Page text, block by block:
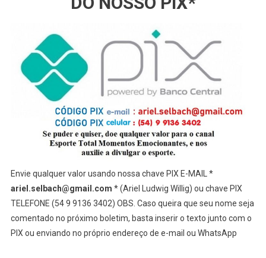
Envie qualquer valor usando nossa chave PIX E-MAIL *
ariel.selbach@gmail.com * (Ariel Ludwig Willig) ou chave PIX
TELEFONE (54 9 9136 3402) OBS. Caso queira que seu nome seja
comentado no próximo boletim, basta inserir o texto junto com o
PIX ou enviando no próprio endereço de e-mail ou WhatsApp